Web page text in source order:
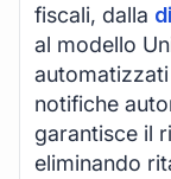
fiscali, dalla
al modello
notifiche
garantisce il
eliminando